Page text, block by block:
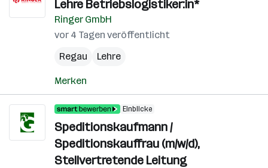
Lehre Betriebslogistiker:in*
Ringer GmbH
vor 4 Tagen veröffentlicht
Regau
Lehre
Merken
Einblicke
Speditionskaufmann /
Speditionskauffrau (m/w/d),
Stellvertretende Leitung